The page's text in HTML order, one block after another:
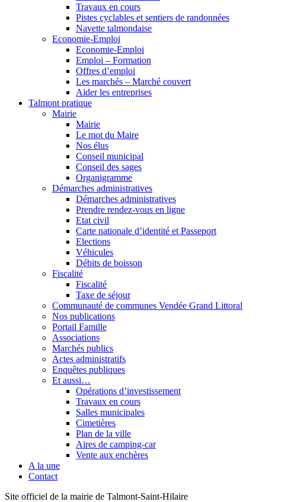
Travaux en cours
Pistes cyclables et sentiers de randonnées
Navette talmondaise
Economie-Emploi
Economie-Emploi
Emploi – Formation
Offres d’emploi
Les marchés – Marché couvert
Aider les entreprises
Talmont pratique
Mairie
Mairie
Le mot du Maire
Nos élus
Conseil municipal
Conseil des sages
Organigramme
Démarches administratives
Démarches administratives
Prendre rendez-vous en ligne
Etat civil
Carte nationale d’identité et Passeport
Elections
Véhicules
Débits de boisson
Fiscalité
Fiscalité
Taxe de séjour
Communauté de communes Vendée Grand Littoral
Nos publications
Portail Famille
Associations
Marchés publics
Actes administratifs
Enquêtes publiques
Et aussi…
Opérations d’investissement
Travaux en cours
Salles municipales
Cimetières
Plan de la ville
Aires de camping-car
Vente aux enchères
A la une
Contact
Site officiel de la mairie de Talmont-Saint-Hilaire